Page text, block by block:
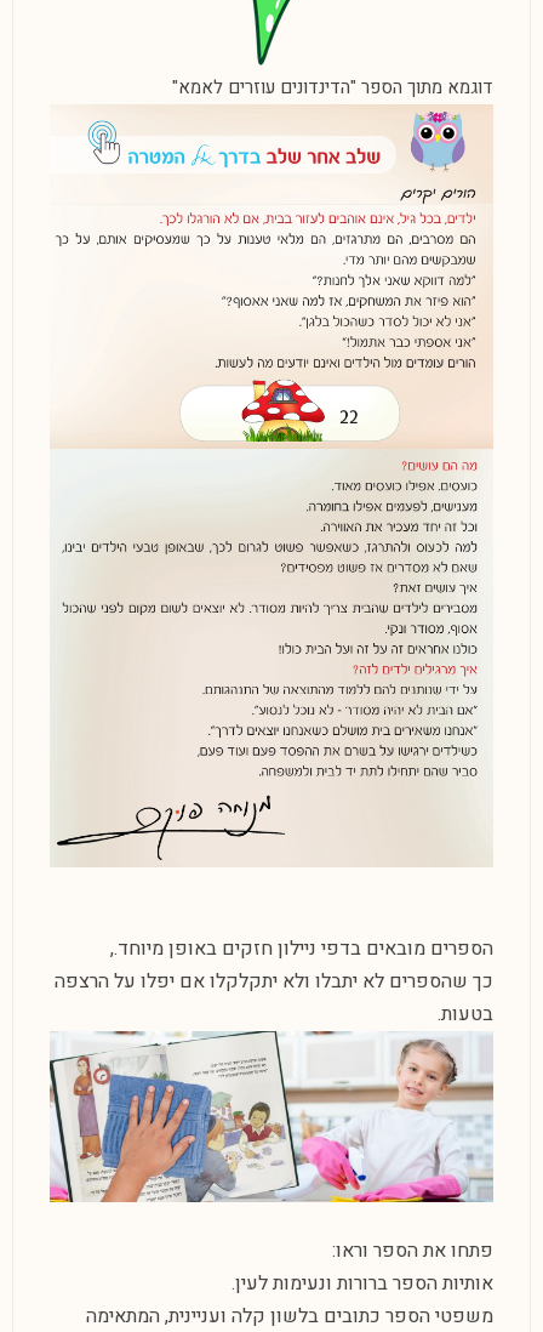
דוגמא מתוך הספר "הדינדונים עוזרים לאמא"
הספרים מובאים בדפי ניילון חזקים באופן מיוחד.,
כך שהספרים לא יתבלו ולא יתקלקלו אם יפלו על הרצפה
בטעות.
פתחו את הספר וראו:
אותיות הספר ברורות ונעימות לעין.
משפטי הספר כתובים בלשון קלה ועניינית, המתאימה